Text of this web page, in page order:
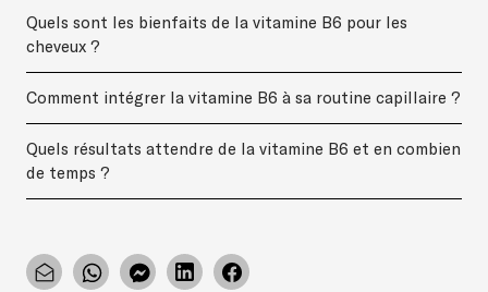
Quels sont les bienfaits de la vitamine B6 pour les
cheveux ?
Comment intégrer la vitamine B6 à sa routine capillaire ?
Quels résultats attendre de la vitamine B6 et en combien
de temps ?